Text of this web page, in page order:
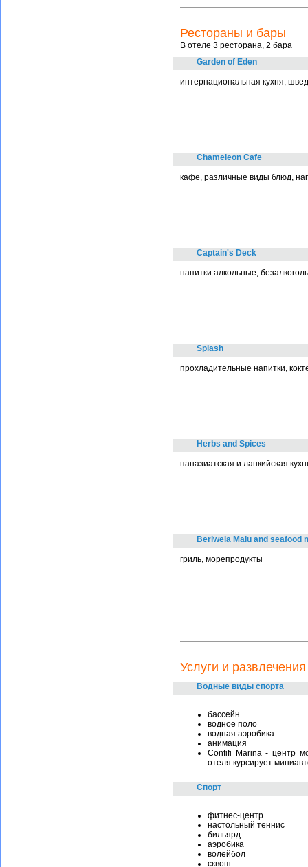
Рестораны и бары
В отеле 3 ресторана, 2 бара
Garden of Eden
интернациональная кухня,
Chameleon Cafe
кафе, различные виды блюд,
Captain's Deck
напитки алкольные,
Splash
прохладительные напитки,
Herbs and Spices
паназиатская и ланкийская
Beriwela Malu and seafood
гриль, морепродукты
Услуги и развлечения
Водные виды спорта
бассейн
водное поло
водная аэробика
анимация
Confifi Marina - центр
отеля курсирует
Спорт
фитнес-центр
настольный теннис
бильярд
аэробика
волейбол
сквош